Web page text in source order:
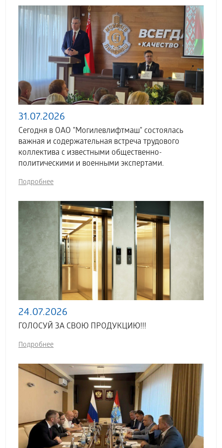
31.07.2026
Сегодня в ОАО "Могилевлифтмаш" состоялась
важная и содержательная встреча трудового
коллектива с известными общественно-
политическими и военными экспертами.
Подробнее
24.07.2026
ГОЛОСУЙ ЗА СВОЮ ПРОДУКЦИЮ!!!
Подробнее